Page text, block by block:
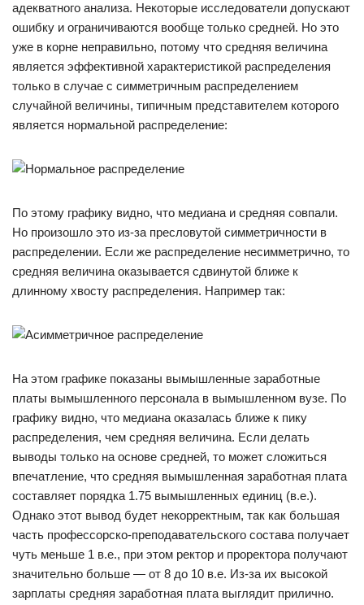
адекватного анализа. Некоторые исследователи допускают
ошибку и ограничиваются вообще только средней. Но это
уже в корне неправильно, потому что средняя величина
является эффективной характеристикой распределения
только в случае с симметричным распределением
случайной величины, типичным представителем которого
является нормальной распределение:
По этому графику видно, что медиана и средняя совпали.
Но произошло это из-за пресловутой симметричности в
распределении. Если же распределение несимметрично, то
средняя величина оказывается сдвинутой ближе к
длинному хвосту распределения. Например так:
На этом графике показаны вымышленные заработные
платы вымышленного персонала в вымышленном вузе. По
графику видно, что медиана оказалась ближе к пику
распределения, чем средняя величина. Если делать
выводы только на основе средней, то может сложиться
впечатление, что средняя вымышленная заработная плата
составляет порядка 1.75 вымышленных единиц (в.е.).
Однако этот вывод будет некорректным, так как большая
часть профессорско-преподавательского состава получает
чуть меньше 1 в.е., при этом ректор и проректора получают
значительно больше — от 8 до 10 в.е. Из-за их высокой
зарплаты средняя заработная плата выглядит прилично.